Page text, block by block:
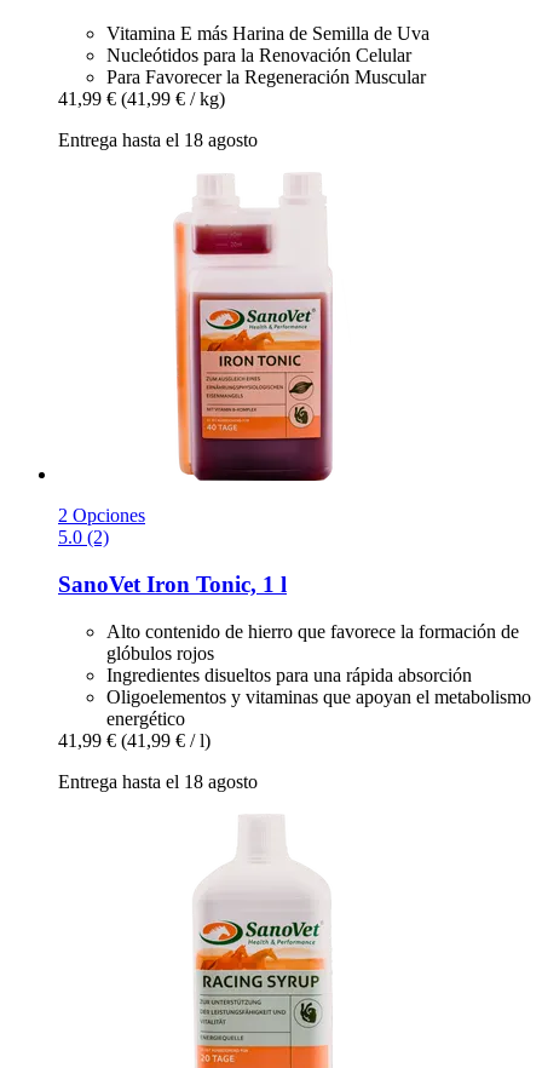
Vitamina E más Harina de Semilla de Uva
Nucleótidos para la Renovación Celular
Para Favorecer la Regeneración Muscular
41,99 € (41,99 € / kg)
Entrega hasta el 18 agosto
2 Opciones
5.0 (2)
SanoVet Iron Tonic, 1 l
Alto contenido de hierro que favorece la formación de
glóbulos rojos
Ingredientes disueltos para una rápida absorción
Oligoelementos y vitaminas que apoyan el metabolismo
energético
41,99 € (41,99 € / l)
Entrega hasta el 18 agosto